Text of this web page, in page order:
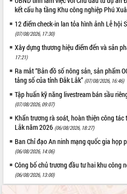
kết cấu hạ tầng Khu công nghiệp Phú
12 điểm check-in lan tỏa hình ảnh Lễ hội
(07/08/2026, 17:30)
Xây dựng thương hiệu điểm đến và sản
17:21)
Ra mắt “Bản đồ số nông sản, sản phẩm
tảng số của tỉnh Đắk Lắk” (07/08/2026, 16:46)
Tập huấn kỹ năng livestream bán sầu
(07/08/2026, 09:07)
Khẩn trương rà soát, hoàn thiện công tác
Lắk năm 2026 (06/08/2026, 18:27)
Ban Chỉ đạo An ninh mạng quốc gia họp
(06/08/2026, 14:06)
Công bố chủ trương đầu tư hai khu công
(06/08/2026, 13:00)